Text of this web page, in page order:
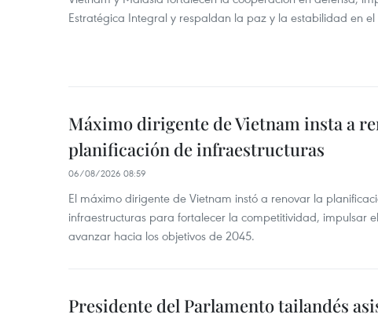
Estratégica Integral y respaldan la paz y la estabilidad en el
Máximo dirigente de Vietnam insta a
planificación de infraestructuras
06/08/2026 08:59
El máximo dirigente de Vietnam instó a renovar la
infraestructuras para fortalecer la competitividad, impulsar
avanzar hacia los objetivos de 2045.
Presidente del Parlamento tailandés